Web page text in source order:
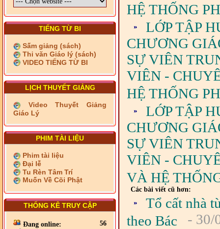
TIẾNG TỪ BI
Sấm giảng (sách)
Thi văn Giáo lý (sách)
VIDEO TIẾNG TỪ BI
LỊCH THUYẾT GIẢNG
Video Thuyết Giảng
Giáo Lý
PHIM TÀI LIỆU
Phim tài liệu
Đại lễ
Tu Rèn Tâm Trí
Muốn Về Cõi Phật
THỐNG KÊ TRUY CẬP
Đang online:
56
HỆ THỐNG
LỚP TẬP
CHƯƠNG
SỰ VIÊN
VIÊN -
HỆ THỐNG
LỚP TẬP
CHƯƠNG
SỰ VIÊN
VIÊN -
VÀ HỆ
Các bài viết cũ hơn:
Tổ cất nhà
theo Bác
- 30/